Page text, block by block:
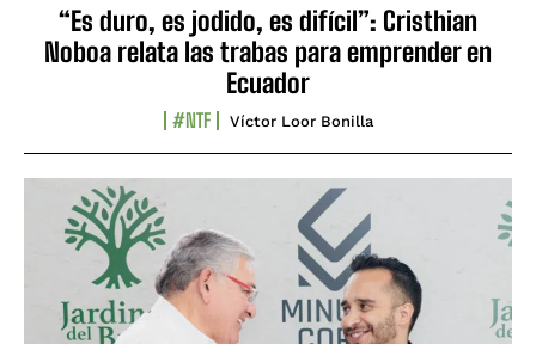
“Es duro, es jodido, es difícil”: Cristhian
Noboa relata las trabas para emprender en
Ecuador
#NTF Víctor Loor Bonilla